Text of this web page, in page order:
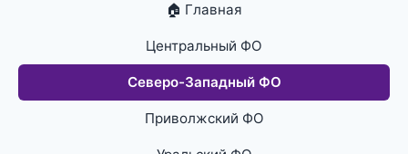
🏠 Главная
Центральный ФО
Северо-Западный ФО
Приволжский ФО